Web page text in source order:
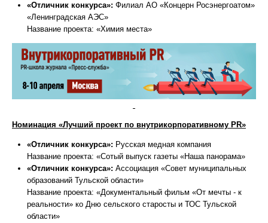
«Отличник конкурса»: Филиал АО «Концерн Росэнергоатом»
«Ленинградская АЭС»
Название проекта: «Химия места»
Номинация «Лучший проект по внутрикорпоративному PR»
«Отличник конкурса»: Русская медная компания
Название проекта: «Сотый выпуск газеты «Наша панорама»
«Отличник конкурса»: Ассоциация «Совет муниципальных
образований Тульской области»
Название проекта: «Документальный фильм «От мечты - к
реальности» ко Дню сельского старосты и ТОС Тульской
области»